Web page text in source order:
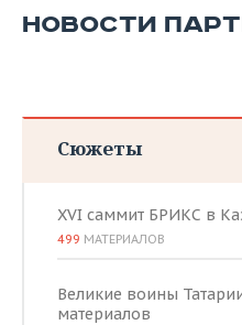
НОВОСТИ
Сюжеты
XVI саммит БРИКС в
499 МАТЕРИАЛОВ
Великие воины
материалов